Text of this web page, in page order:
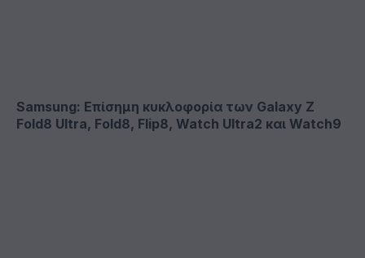
Samsung: Επίσημη κυκλοφορία των Galaxy Z
Fold8 Ultra, Fold8, Flip8, Watch Ultra2 και Watch9